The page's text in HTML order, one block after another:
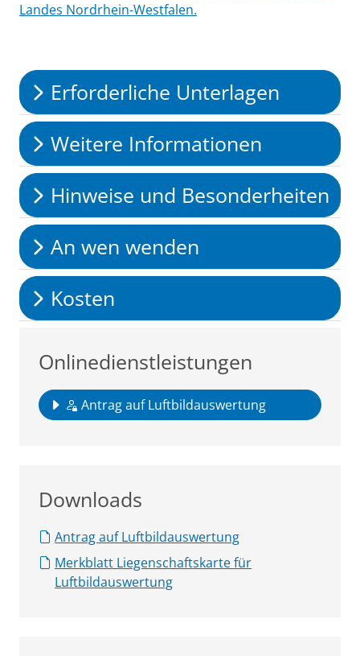
Landes Nordrhein-Westfalen.
Erforderliche Unterlagen
Weitere Informationen
Hinweise und Besonderheiten
An wen wenden
Kosten
Onlinedienstleistungen
Antrag auf Luftbildauswertung
Downloads
Antrag auf Luftbildauswertung
Merkblatt Liegenschaftskarte für
Luftbildauswertung